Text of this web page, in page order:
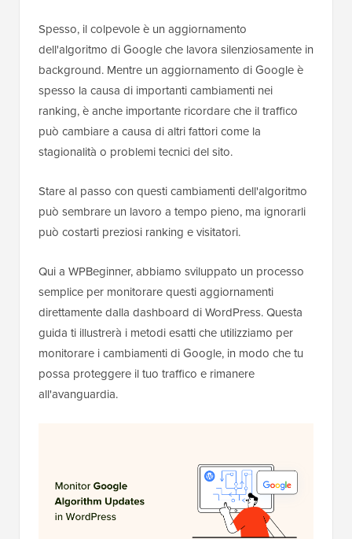
Spesso, il colpevole è un aggiornamento
dell'algoritmo di Google che lavora silenziosamente in
background. Mentre un aggiornamento di Google è
spesso la causa di importanti cambiamenti nei
ranking, è anche importante ricordare che il traffico
può cambiare a causa di altri fattori come la
stagionalità o problemi tecnici del sito.
Stare al passo con questi cambiamenti dell'algoritmo
può sembrare un lavoro a tempo pieno, ma ignorarli
può costarti preziosi ranking e visitatori.
Qui a WPBeginner, abbiamo sviluppato un processo
semplice per monitorare questi aggiornamenti
direttamente dalla dashboard di WordPress. Questa
guida ti illustrerà i metodi esatti che utilizziamo per
monitorare i cambiamenti di Google, in modo che tu
possa proteggere il tuo traffico e rimanere
all'avanguardia.